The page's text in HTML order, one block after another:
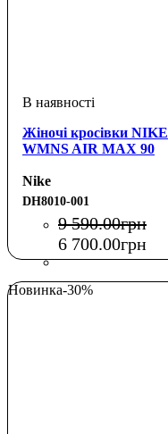
Жіночі кросівки NIKE
WMNS AIR MAX 90
Nike
DH8010-001
9 590.00грн
6 700.00грн
Новинка-30%